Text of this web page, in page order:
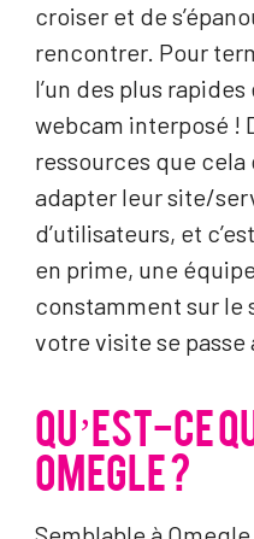
croiser et de
rencontrer. Pour
l’un des plus
webcam interposé !
ressources que
adapter leur site/
d’utilisateurs, et
en prime, une
constamment sur le
votre visite se passe
QU’EST-CE
OMEGLE ?